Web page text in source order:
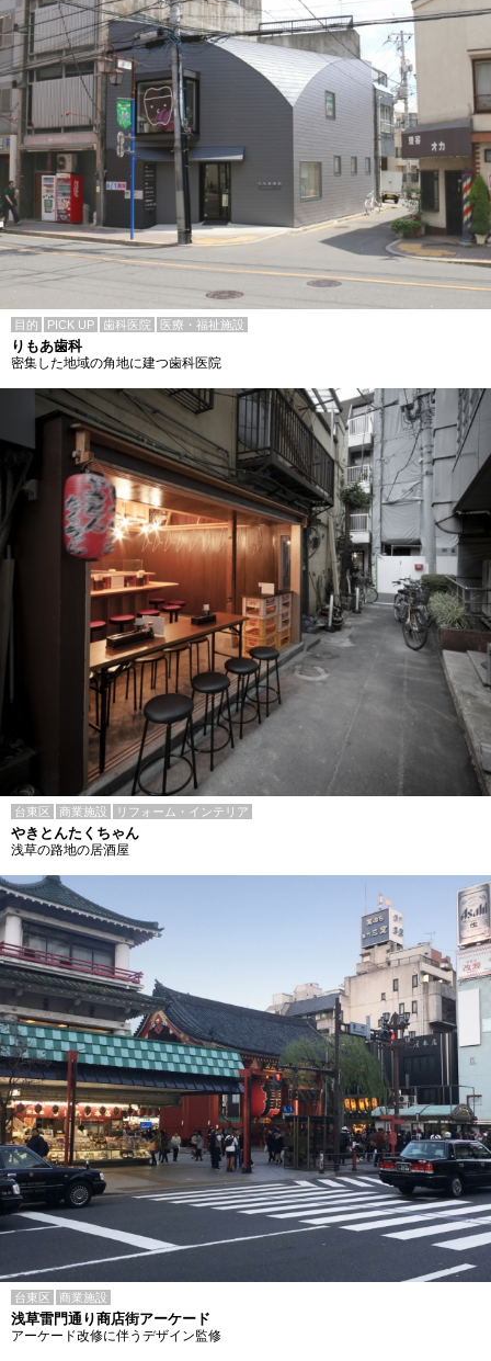
目的 PICK UP 歯科医院 医療・福祉施設
りもあ歯科
密集した地域の角地に建つ歯科医院
台東区 商業施設 リフォーム・インテリア
やきとんたくちゃん
浅草の路地の居酒屋
台東区 商業施設
浅草雷門通り商店街アーケード
アーケード改修に伴うデザイン監修